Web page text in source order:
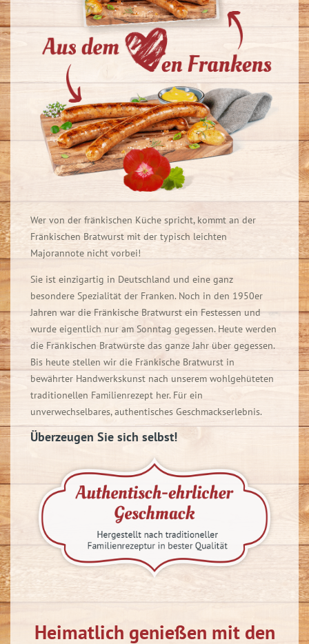
Wer von der fränkischen Küche spricht, kommt an der
Fränkischen Bratwurst mit der typisch leichten
Majorannote nicht vorbei!
Sie ist einzigartig in Deutschland und eine ganz
besondere Spezialität der Franken. Noch in den 1950er
Jahren war die Fränkische Bratwurst ein Festessen und
wurde eigentlich nur am Sonntag gegessen. Heute werden
die Fränkischen Bratwürste das ganze Jahr über gegessen.
Bis heute stellen wir die Fränkische Bratwurst in
bewährter Handwerkskunst nach unserem wohlgehüteten
traditionellen Familienrezept her. Für ein
unverwechselbares, authentisches Geschmackserlebnis.
Überzeugen Sie sich selbst!
Heimatlich genießen mit den